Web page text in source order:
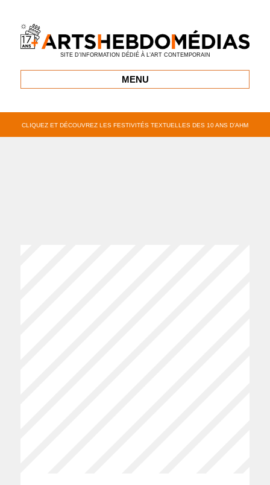
SITE D’INFORMATION DÉDIÉ À L’ART CONTEMPORAIN
MENU
CLIQUEZ ET DÉCOUVREZ LES FESTIVITÉS TEXTUELLES DES 10 ANS D’AHM